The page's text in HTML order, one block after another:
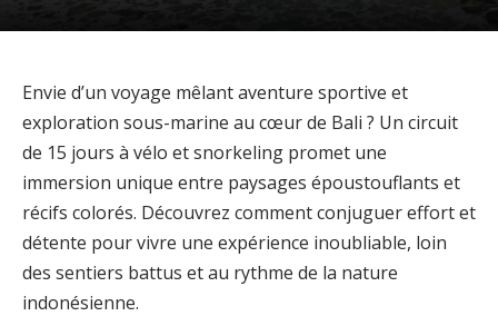
Envie d’un voyage mêlant aventure sportive et
exploration sous-marine au cœur de Bali ? Un circuit
de 15 jours à vélo et snorkeling promet une
immersion unique entre paysages époustouflants et
récifs colorés. Découvrez comment conjuguer effort et
détente pour vivre une expérience inoubliable, loin
des sentiers battus et au rythme de la nature
indonésienne.